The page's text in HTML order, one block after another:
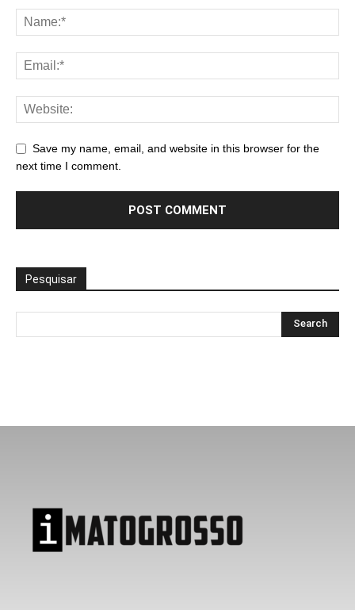
Save my name, email, and website in this browser for the
next time I comment.
Pesquisar